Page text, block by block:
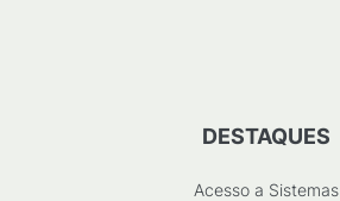
DESTAQUES
Acesso a Sistemas